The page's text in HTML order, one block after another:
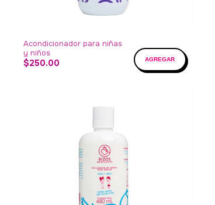
Acondicionador para niñas
y niños
$250.00